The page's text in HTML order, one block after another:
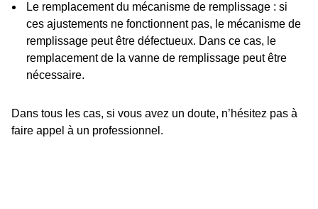
Le remplacement du mécanisme de remplissage : si
ces ajustements ne fonctionnent pas, le mécanisme de
remplissage peut être défectueux. Dans ce cas, le
remplacement de la vanne de remplissage peut être
nécessaire.
Dans tous les cas, si vous avez un doute, n’hésitez pas à
faire appel à un professionnel.